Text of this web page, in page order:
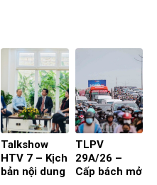
Talkshow
HTV 7 – Kịch
bản nội dung
TLPV
29A/26 –
Cấp bách mở